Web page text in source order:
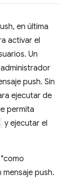
en última
activar el
Un
push. Sin
ejecutar de
permita
y ejecutar el
push.